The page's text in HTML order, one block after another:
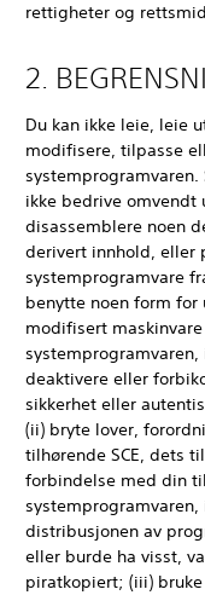
rettigheter og
2.
Du kan ikke leie, leie
modifisere, tilpasse
ikke bedrive
disassemblere noen
derivert innhold, eller
systemprogramvare
benytte noen form
modifisert
deaktivere eller
sikkerhet eller
(ii) bryte lover,
tilhørende SCE, dets
forbindelse med din
distribusjonen av
eller burde ha visst,
piratkopiert; (iii)